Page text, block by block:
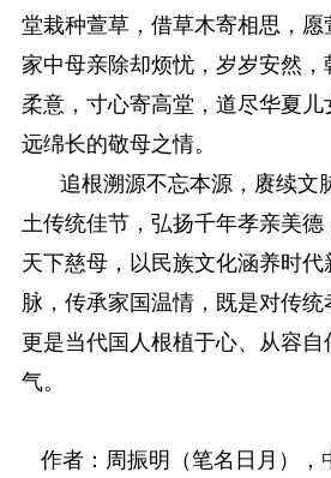
堂栽种萱草，借草木寄相思，
家中母亲除却烦忧，岁岁安然
柔意，寸心寄高堂，道尽华夏儿
远绵长的敬母之情。
追根溯源不忘本源，赓续文
土传统佳节，弘扬千年孝亲美德
天下慈母，以民族文化涵养时
脉，传承家国温情，既是对传统
更是当代国人根植于心、从容
气。
作者：周振明（笔名日月），